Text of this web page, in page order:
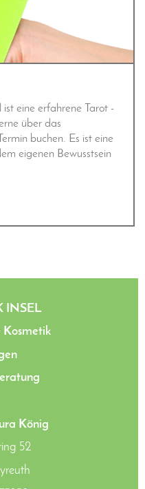
eine erfahrene Tarot -
über das
buchen. Es ist eine
eigenen Bewusstsein
INSEL
Kosmetik
König
52